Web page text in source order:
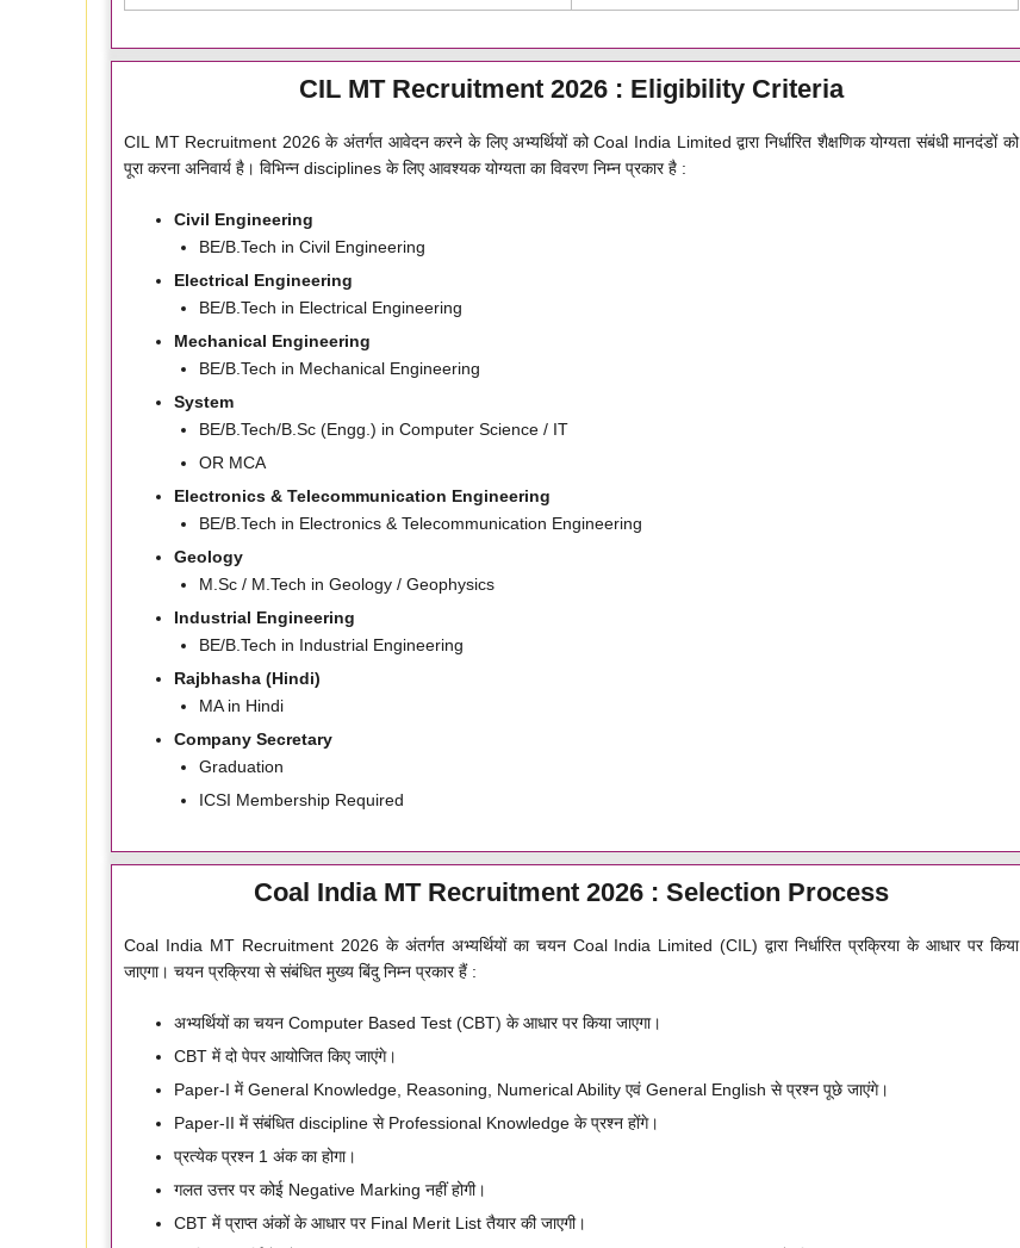
CIL MT Recruitment 2026 : Eligibility Criteria
CIL MT Recruitment 2026 के अंतर्गत आवेदन करने के लिए अभ्यर्थियों को Coal India Limited द्वारा निर्धारित शैक्षणिक योग्यता संबंधी मानदंडों को
पूरा करना अनिवार्य है। विभिन्न disciplines के लिए आवश्यक योग्यता का विवरण निम्न प्रकार है :
Civil Engineering
BE/B.Tech in Civil Engineering
Electrical Engineering
BE/B.Tech in Electrical Engineering
Mechanical Engineering
BE/B.Tech in Mechanical Engineering
System
BE/B.Tech/B.Sc (Engg.) in Computer Science / IT
OR MCA
Electronics & Telecommunication Engineering
BE/B.Tech in Electronics & Telecommunication Engineering
Geology
M.Sc / M.Tech in Geology / Geophysics
Industrial Engineering
BE/B.Tech in Industrial Engineering
Rajbhasha (Hindi)
MA in Hindi
Company Secretary
Graduation
ICSI Membership Required
Coal India MT Recruitment 2026 : Selection Process
Coal India MT Recruitment 2026 के अंतर्गत अभ्यर्थियों का चयन Coal India Limited (CIL) द्वारा निर्धारित प्रक्रिया के आधार पर किया
जाएगा। चयन प्रक्रिया से संबंधित मुख्य बिंदु निम्न प्रकार हैं :
अभ्यर्थियों का चयन Computer Based Test (CBT) के आधार पर किया जाएगा।
CBT में दो पेपर आयोजित किए जाएंगे।
Paper-I में General Knowledge, Reasoning, Numerical Ability एवं General English से प्रश्न पूछे जाएंगे।
Paper-II में संबंधित discipline से Professional Knowledge के प्रश्न होंगे।
प्रत्येक प्रश्न 1 अंक का होगा।
गलत उत्तर पर कोई Negative Marking नहीं होगी।
CBT में प्राप्त अंकों के आधार पर Final Merit List तैयार की जाएगी।